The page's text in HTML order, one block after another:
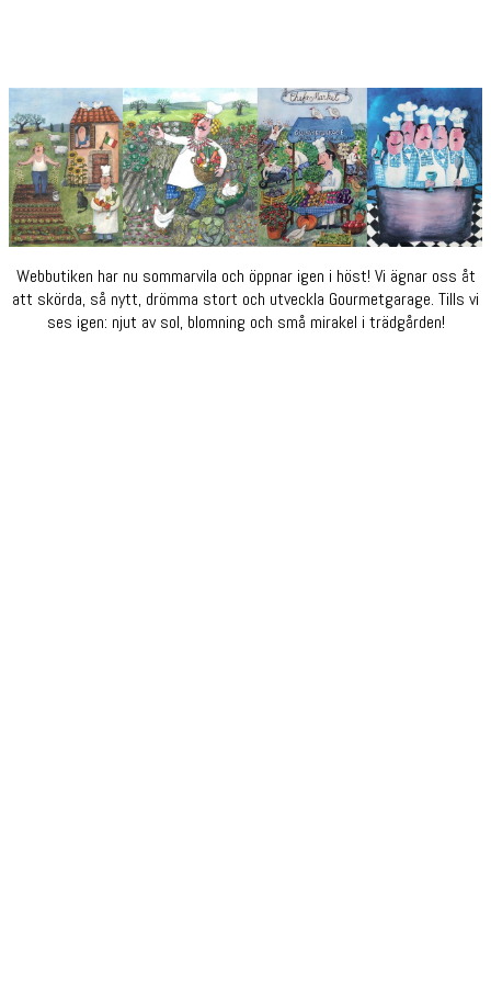
Webbutiken har nu sommarvila och öppnar igen i höst! Vi ägnar oss åt
att skörda, så nytt, drömma stort och utveckla Gourmetgarage. Tills vi
ses igen: njut av sol, blomning och små mirakel i trädgården!